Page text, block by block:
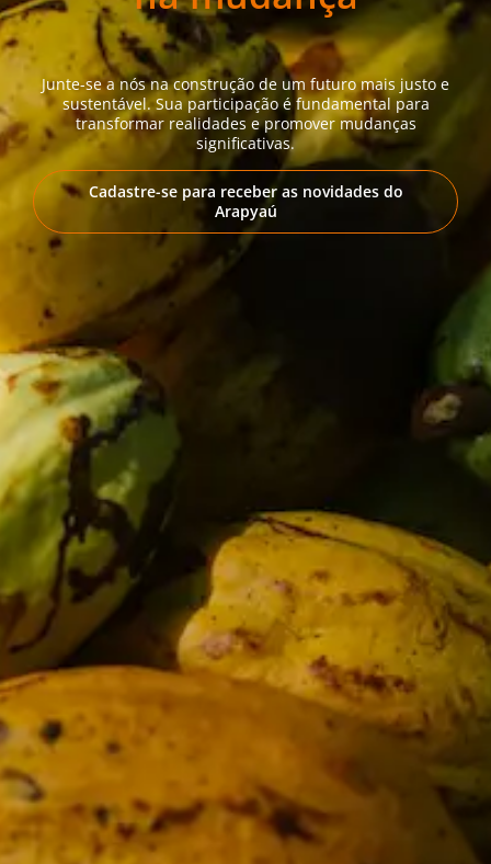
Junte-se a nós na construção de um futuro mais justo e
sustentável. Sua participação é fundamental para
transformar realidades e promover mudanças
significativas.
Cadastre-se para receber as novidades do
Arapyaú